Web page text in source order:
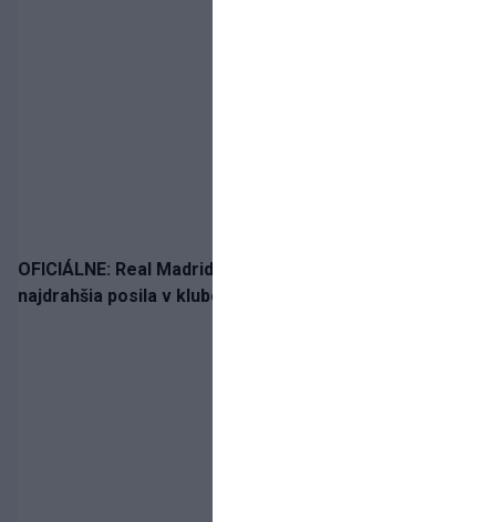
OFICIÁLNE: Real Madrid rozbil bank. Z Lipska prichádza
najdrahšia posila v klubovej histórii